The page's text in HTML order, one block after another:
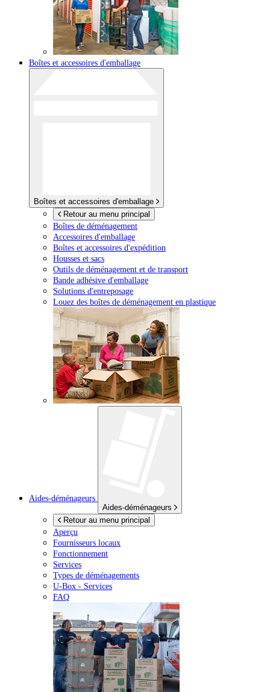
Boîtes et accessoires d'emballage
Boîtes et accessoires d'emballage
Retour au menu principal
Boîtes de déménagement
Accessoires d'emballage
Boîtes et accessoires d'expédition
Housses et sacs
Outils de déménagement et de transport
Bande adhésive d'emballage
Solutions d'entreposage
Louez des boîtes de déménagement en plastique
Aides-déménageurs
Aides-déménageurs
Retour au menu principal
Aperçu
Fournisseurs locaux
Fonctionnement
Services
Types de déménagements
U-Box - Services
FAQ